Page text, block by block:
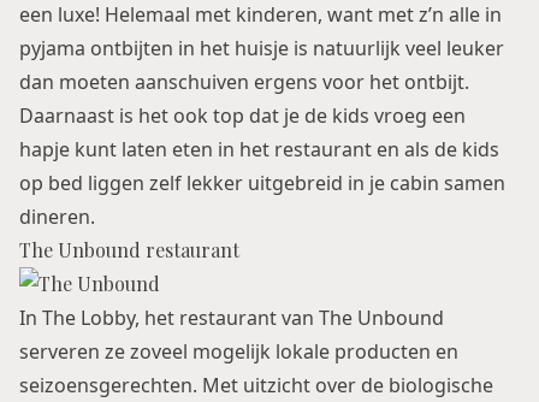
een luxe! Helemaal met kinderen, want met z’n alle in
pyjama ontbijten in het huisje is natuurlijk veel leuker
dan moeten aanschuiven ergens voor het ontbijt.
Daarnaast is het ook top dat je de kids vroeg een
hapje kunt laten eten in het restaurant en als de kids
op bed liggen zelf lekker uitgebreid in je cabin samen
dineren.
The Unbound restaurant
In The Lobby, het restaurant van The Unbound
serveren ze zoveel mogelijk lokale producten en
seizoensgerechten. Met uitzicht over de biologische